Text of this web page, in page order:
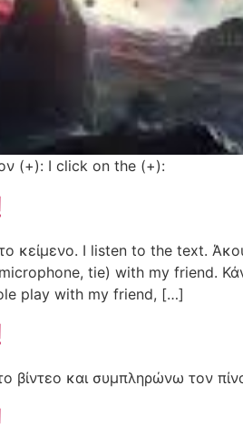
(+): I click on the (+):
κείμενο. I listen to the text.
tie) with my friend.
play with my friend, […]
βίντεο και συμπληρώνω τον